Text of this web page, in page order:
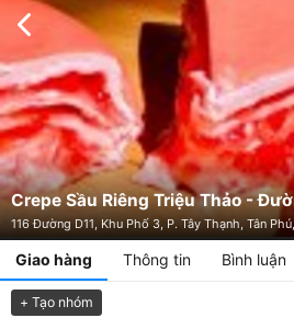
Crepe Sầu Riêng Triệu Thảo -
116 Đường D11, Khu Phố 3, P. Tây Thạnh, Tân
Giao hàng Thông tin Bình luận
+ Tạo nhóm